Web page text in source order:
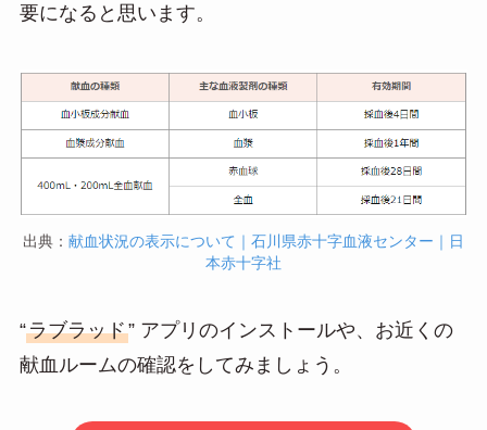
要になると思います。
出典： 献血状況の表示について｜石川県赤十字血液センター｜日
本赤十字社
“ラブラッド” アプリのインストールや、お近くの
献血ルームの確認をしてみましょう。